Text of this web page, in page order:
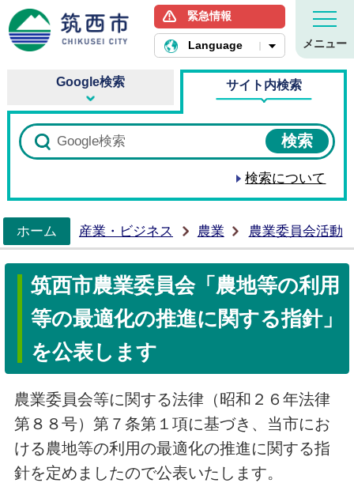
筑西市ホームページ
緊急情報
Language メニュー
Google検索 サイト内検索
検索について
ホーム
産業・ビジネス 農業 農業委員会活動
筑西市農業委員会「農地等の利用
等の最適化の推進に関する指針」
を公表します
農業委員会等に関する法律（昭和２６年法律
第８８号）第７条第１項に基づき、当市にお
ける農地等の利用の最適化の推進に関する指
針を定めましたので公表いたします。